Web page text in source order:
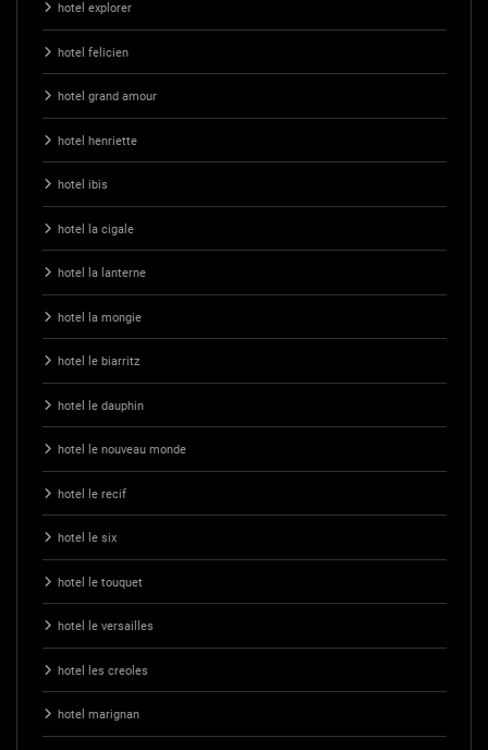
hotel explorer
hotel felicien
hotel grand amour
hotel henriette
hotel ibis
hotel la cigale
hotel la lanterne
hotel la mongie
hotel le biarritz
hotel le dauphin
hotel le nouveau monde
hotel le recif
hotel le six
hotel le touquet
hotel le versailles
hotel les creoles
hotel marignan